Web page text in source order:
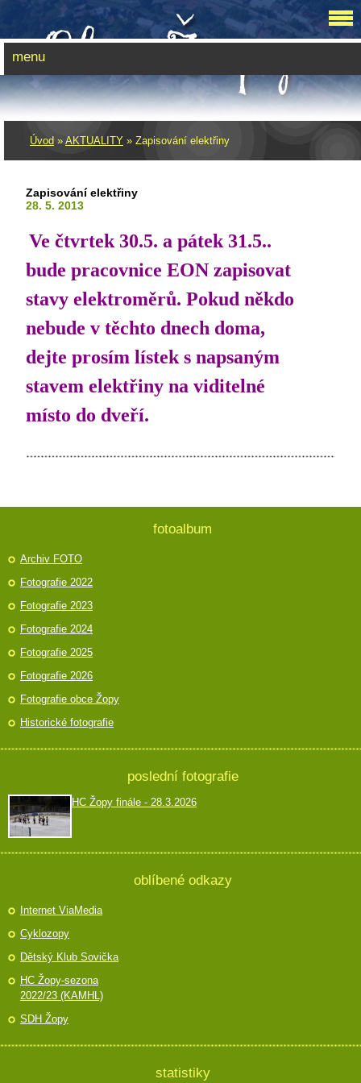
Úvod » AKTUALITY » Zapisování elektřiny
Zapisování elektřiny
28. 5. 2013
Ve čtvrtek 30.5. a pátek 31.5..
bude pracovnice EON zapisovat
stavy elektroměrů. Pokud někdo
nebude v těchto dnech doma,
dejte prosím lístek s napsaným
stavem elektřiny na viditelné
místo do dveří.
menu
fotoalbum
Archiv FOTO
Fotografie 2022
Fotografie 2023
Fotografie 2024
Fotografie 2025
Fotografie 2026
Fotografie obce Žopy
Historické fotografie
poslední fotografie
HC Žopy finále - 28.3.2026
oblíbené odkazy
Internet ViaMedia
Cyklozopy
Dětský Klub Sovička
HC Žopy-sezona
2022/23 (KAMHL)
SDH Žopy
statistiky